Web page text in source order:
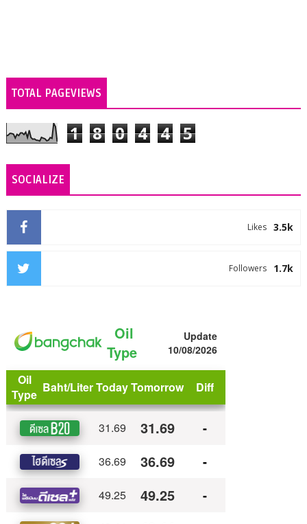
TOTAL PAGEVIEWS
1 8 0 4 4 5
SOCIALIZE
3.5k
Likes
1.7k
Followers